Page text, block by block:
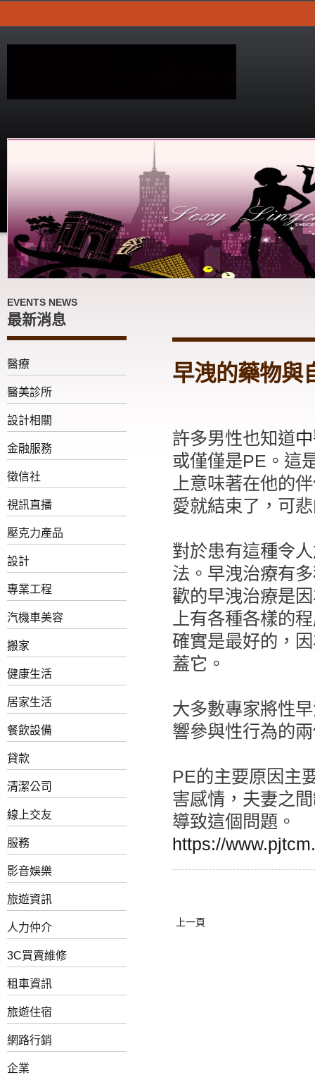
EVENTS NEWS
最新消息
醫療
醫美診所
設計相關
金融服務
徵信社
視訊直播
壓克力產品
設計
專業工程
汽機車美容
搬家
健康生活
居家生活
餐飲設備
貸款
清潔公司
線上交友
服務
影音娛樂
旅遊資訊
人力仲介
3C買賣維修
租車資訊
旅遊住宿
網路行銷
企業
早洩的藥物與
許多男性也知道
或僅僅是PE。這
上意味著在他的
愛就結束了，可
對於患有這種令
法。早洩治療有
歡的早洩治療是
上有各種各樣的
確實是最好的，
蓋它。
大多數專家將性
響參與性行為的
PE的主要原因主
害感情，夫妻之
導致這個問題。
https://
上一頁